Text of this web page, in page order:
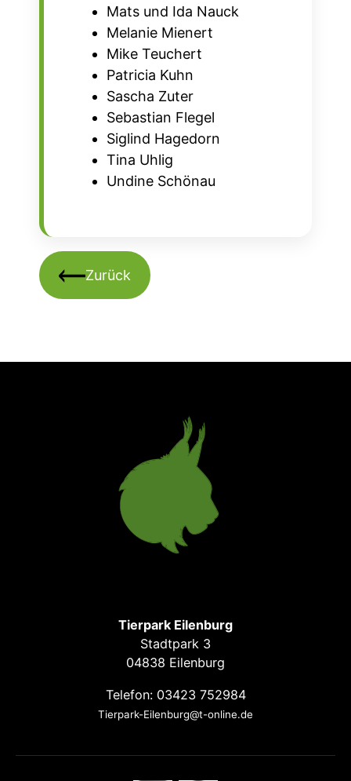
Mats und Ida Nauck
Melanie Mienert
Mike Teuchert
Patricia Kuhn
Sascha Zuter
Sebastian Flegel
Siglind Hagedorn
Tina Uhlig
Undine Schönau
Zurück
Tierpark Eilenburg
Stadtpark 3
04838 Eilenburg
Telefon: 03423 752984
Tierpark-Eilenburg@t-online.de